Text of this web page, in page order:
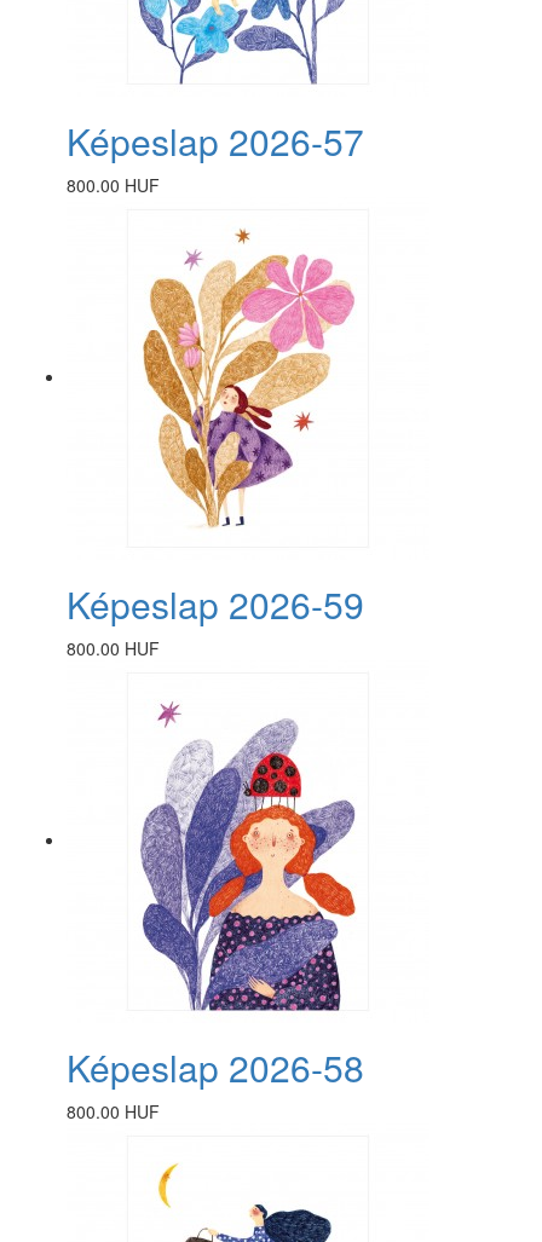
Képeslap 2026-57
800.00 HUF
Képeslap 2026-59
800.00 HUF
Képeslap 2026-58
800.00 HUF